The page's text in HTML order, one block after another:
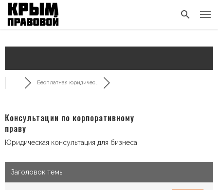
Бесплатная юридичес…
Консультации по корпоративному
праву
Юридическая консультация для бизнеса
Заголовок темы